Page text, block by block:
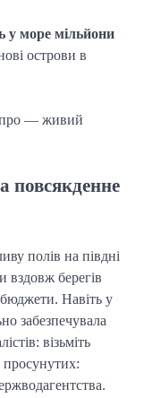
у море мільйони
острови в
— живий
повсякденне
полів на півдні
берегів
Навіть у
забезпечувала
візьміть
просунутих: